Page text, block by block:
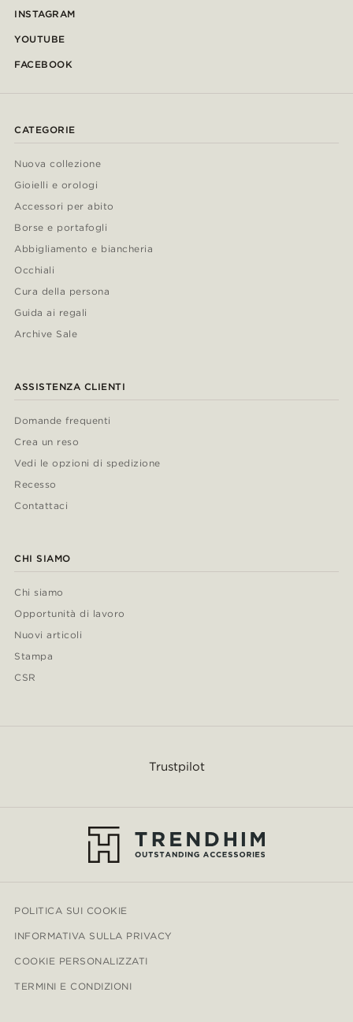
INSTAGRAM
YOUTUBE
FACEBOOK
CATEGORIE
Nuova collezione
Gioielli e orologi
Accessori per abito
Borse e portafogli
Abbigliamento e biancheria
Occhiali
Cura della persona
Guida ai regali
Archive Sale
ASSISTENZA CLIENTI
Domande frequenti
Crea un reso
Vedi le opzioni di spedizione
Recesso
Contattaci
CHI SIAMO
Chi siamo
Opportunità di lavoro
Nuovi articoli
Stampa
CSR
Trustpilot
POLITICA SUI COOKIE
INFORMATIVA SULLA PRIVACY
COOKIE PERSONALIZZATI
TERMINI E CONDIZIONI